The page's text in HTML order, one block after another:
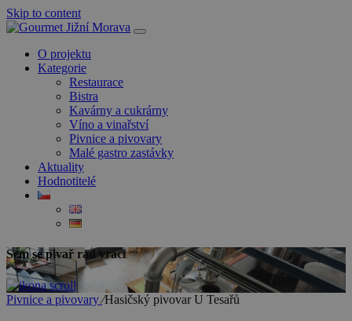
Skip to content
O projektu
Kategorie
Restaurace
Bistra
Kavárny a cukrárny
Víno a vinařství
Pivnice a pivovary
Malé gastro zastávky
Aktuality
Hodnotitelé
Sem se pivař rád vrací
Pivnice a pivovary⁄Hasičský pivovar U Tesařů